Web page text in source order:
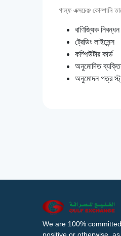
গাল্‌ফ এক্সচেঞ্জ কোম্পানি
বাণিজ্যিক
ট্রেডিং লাইসেন্স
কম্পিউটার কার্ড
অনুমোদিত
অনুমোদন পত্র
We are 100%